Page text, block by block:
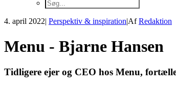
4. april 2022| Perspektiv & inspiration|AfRedaktion
Menu - Bjarne Hansen
Tidligere ejer og CEO hos Menu,